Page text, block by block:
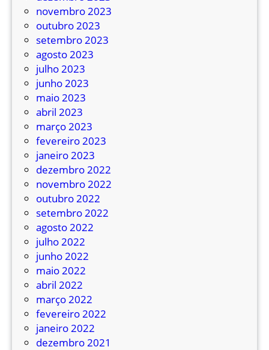
novembro 2023
outubro 2023
setembro 2023
agosto 2023
julho 2023
junho 2023
maio 2023
abril 2023
março 2023
fevereiro 2023
janeiro 2023
dezembro 2022
novembro 2022
outubro 2022
setembro 2022
agosto 2022
julho 2022
junho 2022
maio 2022
abril 2022
março 2022
fevereiro 2022
janeiro 2022
dezembro 2021